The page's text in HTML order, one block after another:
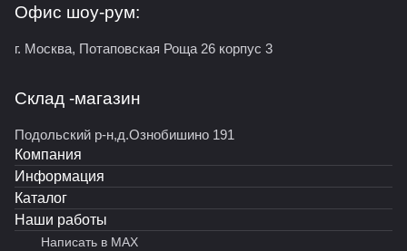
Офис шоу-рум:
г. Москва, Потаповская Роща 26 корпус 3
Склад -магазин
Подольский р-н,д.Ознобишино 191
Компания
Информация
Каталог
Наши работы
Написать в MAX